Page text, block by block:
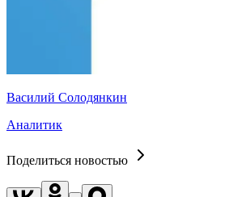
Василий Солодянкин
Аналитик
Поделиться новостью